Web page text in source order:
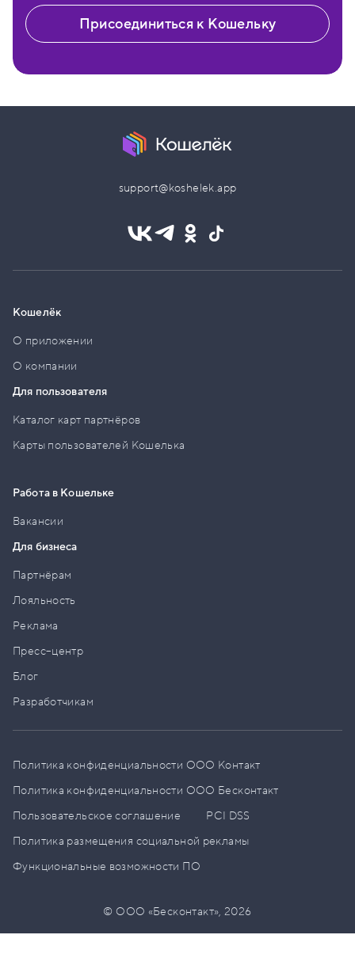
Присоединиться к Кошельку
support@koshelek.app
Кошелёк
О приложении
О компании
Для пользователя
Каталог карт партнёров
Карты пользователей Кошелька
Работа в Кошельке
Вакансии
Для бизнеса
Партнёрам
Лояльность
Реклама
Пресс–центр
Блог
Разработчикам
Политика конфиденциальности ООО Контакт
Политика конфиденциальности ООО Бесконтакт
Пользовательское соглашение
PCI DSS
Политика размещения социальной рекламы
Функциональные возможности ПО
© ООО «Бесконтакт»,2026